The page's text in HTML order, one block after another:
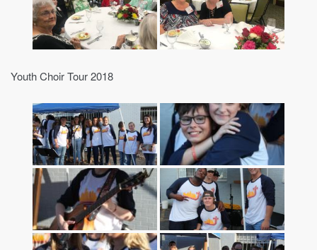
Youth Choir Tour 2018